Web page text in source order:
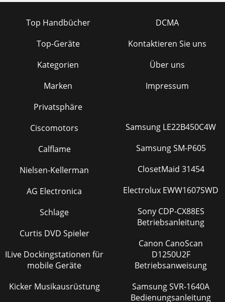
Top Handbücher
Top-Geräte
Kategorien
Marken
Privatsphäre
DCMA
Kontaktieren Sie uns
Über uns
Impressum
Ciscomotors
Calflame
Nielsen-Kellerman
AG Electronica
Schlage
Curtis DVD Spieler
ILive Dockingstationen für
mobile Geräte
Kicker Musikausrüstung
Samsung LE22B450C4W
Samsung SM-P605
ClosetMaid 31454
Electrolux EWW1607SWD
Sony CDP-CX88ES
Betriebsanleitung
Canon CanoScan
D1250U2F
Betriebsanweisung
Samsung SVR-1640A
Bedienungsanleitung